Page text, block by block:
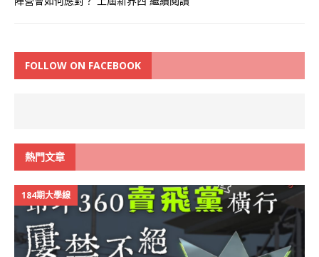
FOLLOW ON FACEBOOK
熱門文章
184期大學線